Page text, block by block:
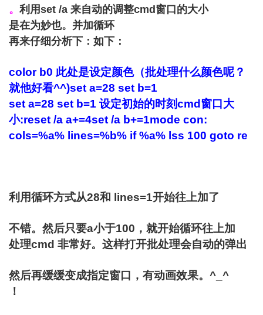
。 利用set /a 来自动的调整cmd 窗口的大小
是在为妙也。并加循环
再来仔细分析下：如下：
color b0 此处是设定颜色（批处理什么颜色呢？
就他好看^^)set a=28 set b=1
set a=28 set b=1 设定初始的时刻cmd 窗口大
小:reset /a a+=4set /a b+=1mode con:
cols=%a% lines=%b% if %a% lss 100 goto re
利用循环方式从28和 lines=1开始往上加了
不错。然后只要a小于100 ，就开始循环往上加
处理cmd 非常好。这样打开批处理会自动的弹出
然后再缓缓变成指定窗口，有动画效果。 ^_^
！